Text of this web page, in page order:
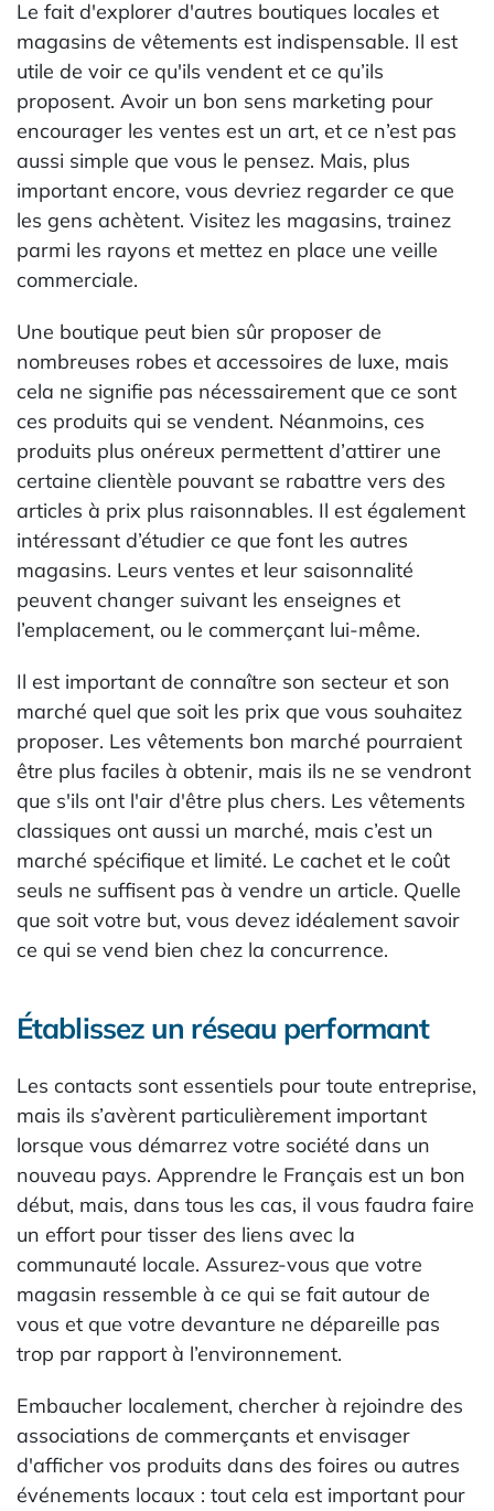
Le fait d'explorer d'autres boutiques locales et
magasins de vêtements est indispensable. Il est
utile de voir ce qu'ils vendent et ce qu’ils
proposent. Avoir un bon sens marketing pour
encourager les ventes est un art, et ce n’est pas
aussi simple que vous le pensez. Mais, plus
important encore, vous devriez regarder ce que
les gens achètent. Visitez les magasins, trainez
parmi les rayons et mettez en place une veille
commerciale.
Une boutique peut bien sûr proposer de
nombreuses robes et accessoires de luxe, mais
cela ne signifie pas nécessairement que ce sont
ces produits qui se vendent. Néanmoins, ces
produits plus onéreux permettent d’attirer une
certaine clientèle pouvant se rabattre vers des
articles à prix plus raisonnables. Il est également
intéressant d’étudier ce que font les autres
magasins. Leurs ventes et leur saisonnalité
peuvent changer suivant les enseignes et
l’emplacement, ou le commerçant lui-même.
Il est important de connaître son secteur et son
marché quel que soit les prix que vous souhaitez
proposer. Les vêtements bon marché pourraient
être plus faciles à obtenir, mais ils ne se vendront
que s'ils ont l'air d'être plus chers. Les vêtements
classiques ont aussi un marché, mais c’est un
marché spécifique et limité. Le cachet et le coût
seuls ne suffisent pas à vendre un article. Quelle
que soit votre but, vous devez idéalement savoir
ce qui se vend bien chez la concurrence.
Établissez un réseau performant
Les contacts sont essentiels pour toute entreprise,
mais ils s’avèrent particulièrement important
lorsque vous démarrez votre société dans un
nouveau pays. Apprendre le Français est un bon
début, mais, dans tous les cas, il vous faudra faire
un effort pour tisser des liens avec la
communauté locale. Assurez-vous que votre
magasin ressemble à ce qui se fait autour de
vous et que votre devanture ne dépareille pas
trop par rapport à l’environnement.
Embaucher localement, chercher à rejoindre des
associations de commerçants et envisager
d'afficher vos produits dans des foires ou autres
événements locaux : tout cela est important pour